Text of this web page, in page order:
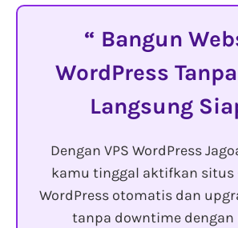
Bangun
WordPress
Langsung
Dengan VPS WordPress
kamu tinggal aktifkan
WordPress otomatis dan
tanpa downtime dengan